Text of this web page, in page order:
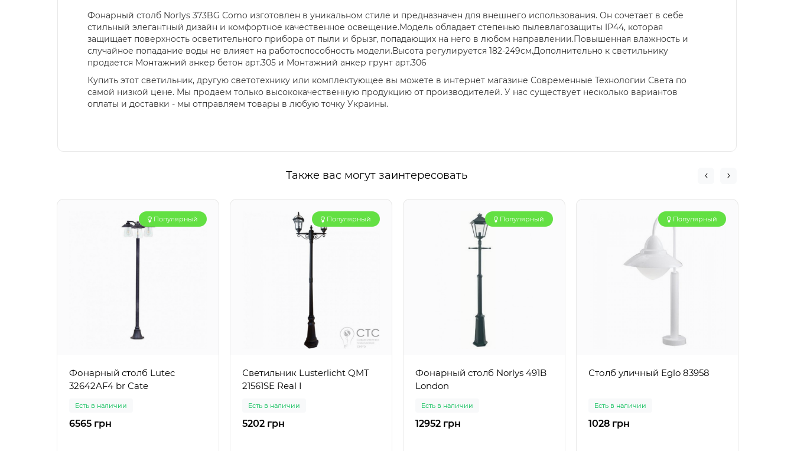
Фонарный столб Norlys 373BG Como изготовлен в уникальном стиле и предназначен для внешнего использования. Он сочетает в себе
стильный элегантный дизайн и комфортное качественное освещение.Модель обладает степенью пылевлагозащиты IP44, которая
защищает поверхность осветительного прибора от пыли и брызг, попадающих на него в любом направлении.Повышенная влажность и
случайное попадание воды не влияет на работоспособность модели.Высота регулируется 182-249см.Дополнительно к светильнику
продается Монтажний анкер бетон арт.305 и Монтажний анкер грунт арт.306
Купить этот светильник, другую светотехнику или комплектующее вы можете в интернет магазине Современные Технологии Света по
самой низкой цене. Мы продаем только высококачественную продукцию от производителей. У нас существует несколько вариантов
оплаты и доставки - мы отправляем товары в любую точку Украины.
Также вас могут заинтересовать
Популярный
Фонарный столб Lutec
32642AF4 br Cate
Есть в наличии
6565 грн
Популярный
Светильник Lusterlicht QMT
21561SE Real I
Есть в наличии
5202 грн
Популярный
Фонарный столб Norlys 491B
London
Есть в наличии
12952 грн
Популярный
Столб уличный Eglo 83958
Есть в наличии
1028 грн